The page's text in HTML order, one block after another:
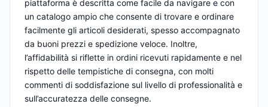
piattaforma è descritta come facile da navigare e con
un catalogo ampio che consente di trovare e ordinare
facilmente gli articoli desiderati, spesso accompagnato
da buoni prezzi e spedizione veloce. Inoltre,
l’affidabilità si riflette in ordini ricevuti rapidamente e nel
rispetto delle tempistiche di consegna, con molti
commenti di soddisfazione sul livello di professionalità e
sull’accuratezza delle consegne.